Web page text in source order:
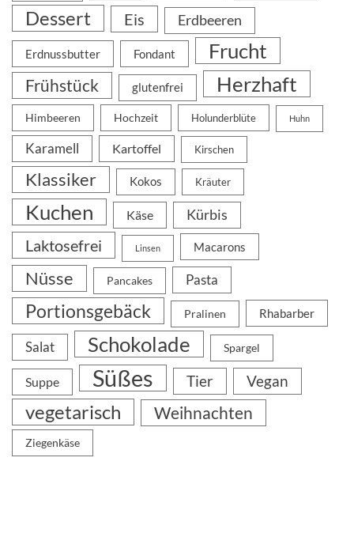
Dessert Eis Erdbeeren
Erdnussbutter Fondant Frucht
Frühstück glutenfrei Herzhaft
Himbeeren Hochzeit Holunderblüte Huhn
Karamell Kartoffel Kirschen
Klassiker Kokos Kräuter
Kuchen Käse Kürbis
Laktosefrei Linsen Macarons
Nüsse Pancakes Pasta
Portionsgebäck Pralinen Rhabarber
Salat Schokolade Spargel
Suppe Süßes Tier Vegan
vegetarisch Weihnachten
Ziegenkäse